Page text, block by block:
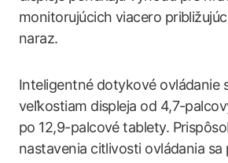
monitorujúcich viacero
naraz.
Inteligentné dotykové ovládanie
veľkostiam displeja od 4,7-
po 12,9-palcové tablety.
nastavenia citlivosti ovládania sa